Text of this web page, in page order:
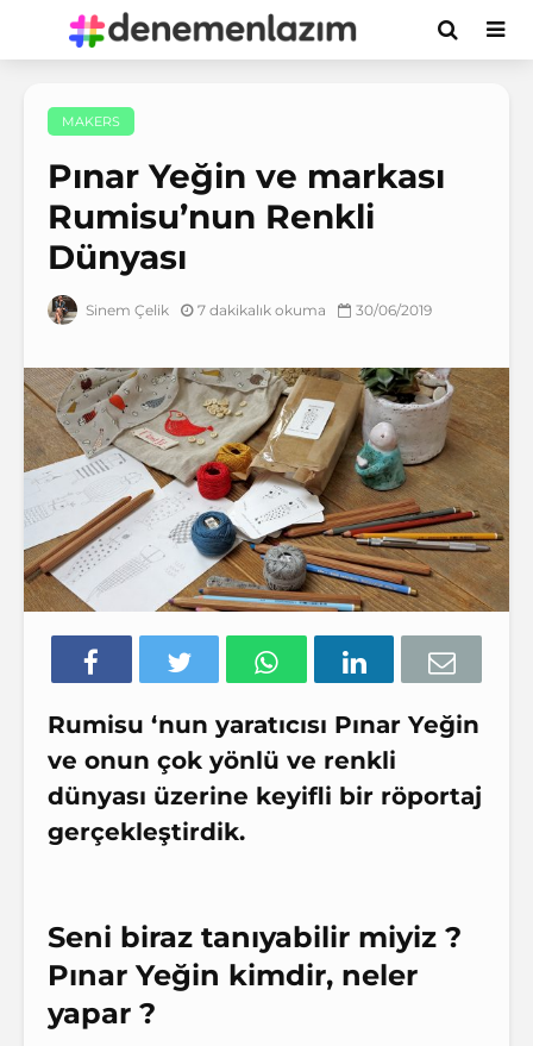
MAKERS
Pınar Yeğin ve markası
Rumisu’nun Renkli
Dünyası
Sinem Çelik 7 dakikalık okuma 30/06/2019
Rumisu ‘nun yaratıcısı Pınar Yeğin
ve onun çok yönlü ve renkli
dünyası üzerine keyifli bir röportaj
gerçekleştirdik.
Seni biraz tanıyabilir miyiz ?
Pınar Yeğin kimdir, neler
yapar ?